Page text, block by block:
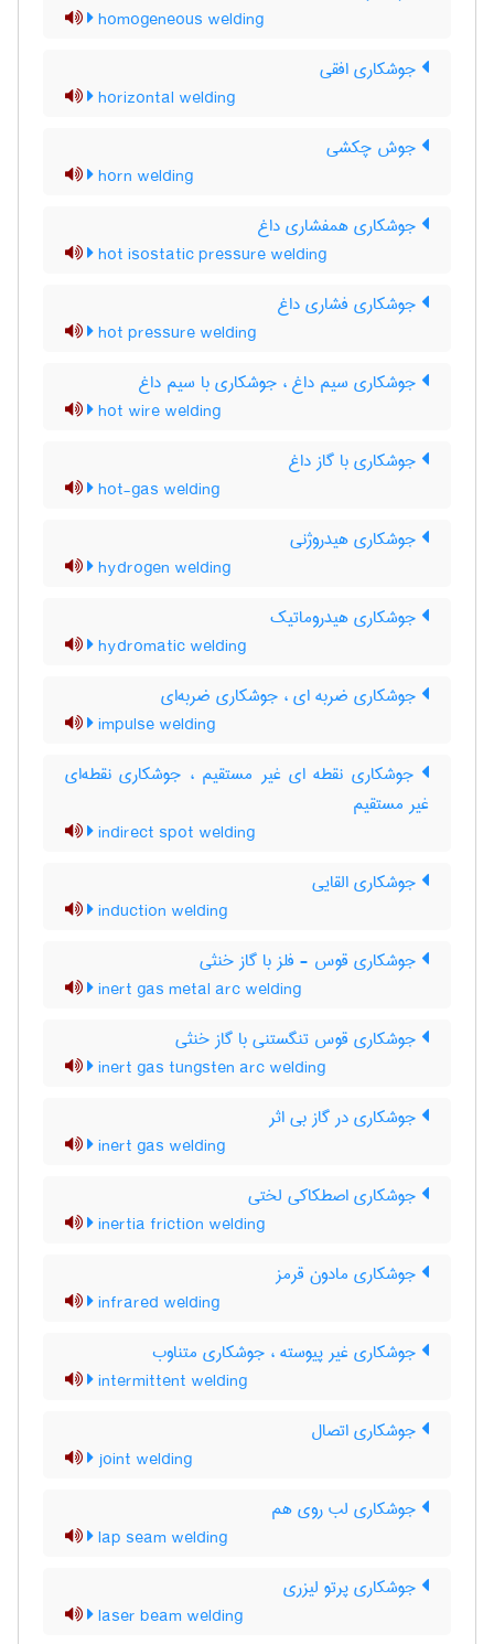
homogeneous welding
جوشکاری افقی
horizontal welding
جوش چکشی
horn welding
جوشکاری همفشاری داغ
hot isostatic pressure welding
جوشکاری فشاری داغ
hot pressure welding
جوشکاری سیم داغ ، جوشکاری با سیم داغ
hot wire welding
جوشکاری با گاز داغ
hot-gas welding
جوشکاری هیدروژنی
hydrogen welding
جوشکاری هیدروماتیک
hydromatic welding
جوشکاری ضربه ای ، جوشکاری ضربه‌ای
impulse welding
جوشکاری نقطه ای غیر مستقیم ، جوشکاری نقطه‌ای
غیر مستقیم
indirect spot welding
جوشکاری القایی
induction welding
جوشکاری قوس - فلز با گاز خنثی
inert gas metal arc welding
جوشکاری قوس تنگستنی با گاز خنثی
inert gas tungsten arc welding
جوشکاری در گاز بی اثر
inert gas welding
جوشکاری اصطکاکی لختی
inertia friction welding
جوشکاری مادون قرمز
infrared welding
جوشکاری غیر پیوسته ، جوشکاری متناوب
intermittent welding
جوشکاری اتصال
joint welding
جوشکاری لب روی هم
lap seam welding
جوشکاری پرتو لیزری
laser beam welding